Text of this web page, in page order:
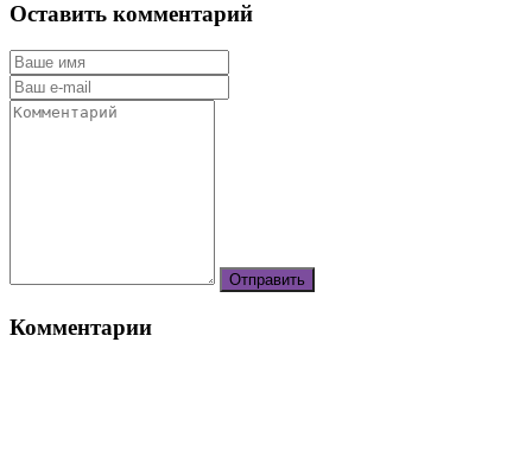
Оставить комментарий
Комментарии